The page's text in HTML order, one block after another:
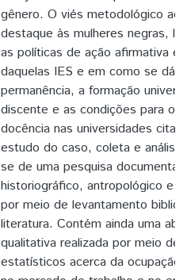
gênero. O viés metodológico
destaque às mulheres negras,
as políticas de ação afirmativa
daquelas IES e em como se dá
permanência, a formação
discente e as condições para o
docência nas universidades
estudo do caso, coleta e
se de uma pesquisa documental
historiográfico, antropológico e
por meio de levantamento
literatura. Contém ainda uma
qualitativa realizada por meio
estatísticos acerca da ocupação